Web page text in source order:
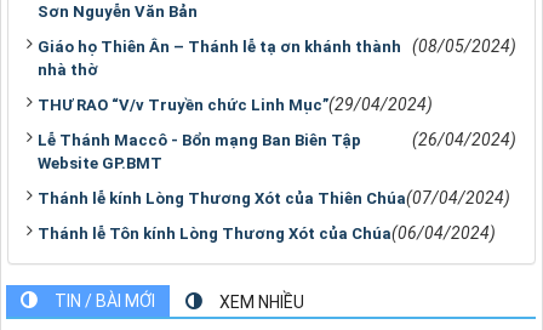
Sơn Nguyễn Văn Bản
Giáo họ Thiên Ân – Thánh lễ tạ ơn khánh thành
nhà thờ
(08/05/2024)
THƯ RAO “V/v Truyền chức Linh Mục”(29/04/2024)
Lễ Thánh Maccô - Bổn mạng Ban Biên Tập
Website GP.BMT
(26/04/2024)
Thánh lễ kính Lòng Thương Xót của Thiên Chúa(07/04/2024)
Thánh lễ Tôn kính Lòng Thương Xót của Chúa(06/04/2024)
TIN / BÀI MỚI XEM NHIỀU